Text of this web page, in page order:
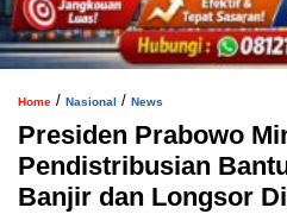
Home / Nasional / News
Presiden Prabowo
Pendistribusian
Banjir dan Longsor